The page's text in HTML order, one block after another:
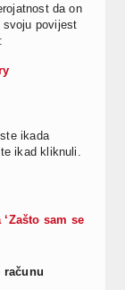
da on
svoju povijest
ikada
ikad kliknuli.
sam se
računu